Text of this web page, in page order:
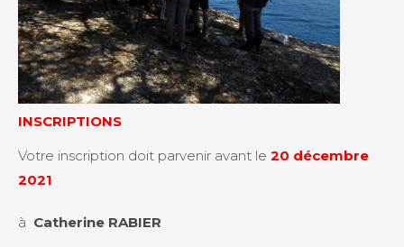
INSCRIPTIONS
Votre inscription doit parvenir avant le 20 décembre
2021
à Catherine RABIER